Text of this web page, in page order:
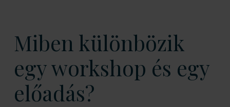
Miben különbözik
egy workshop és egy
előadás?